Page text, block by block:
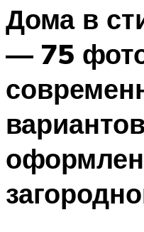
Дома в
— 75
вариантов